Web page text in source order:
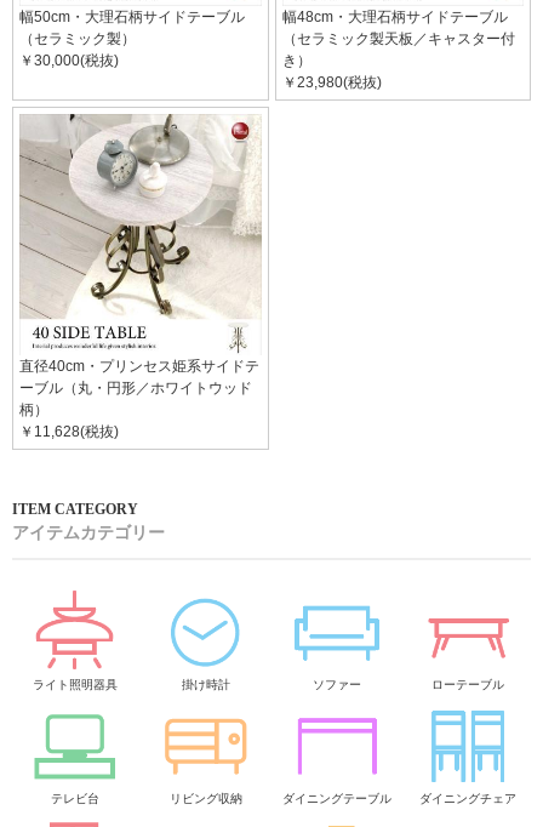
幅50cm・大理石柄サイドテーブル
（セラミック製）
￥30,000(税抜)
幅48cm・大理石柄サイドテーブル
（セラミック製天板／キャスター付
き）
￥23,980(税抜)
直径40cm・プリンセス姫系サイドテ
ーブル（丸・円形／ホワイトウッド
柄）
￥11,628(税抜)
アイテムカテゴリー
ライト照明器具 掛け時計 ソファー ローテーブル
テレビ台 リビング収納 ダイニングテーブル ダイニングチェア